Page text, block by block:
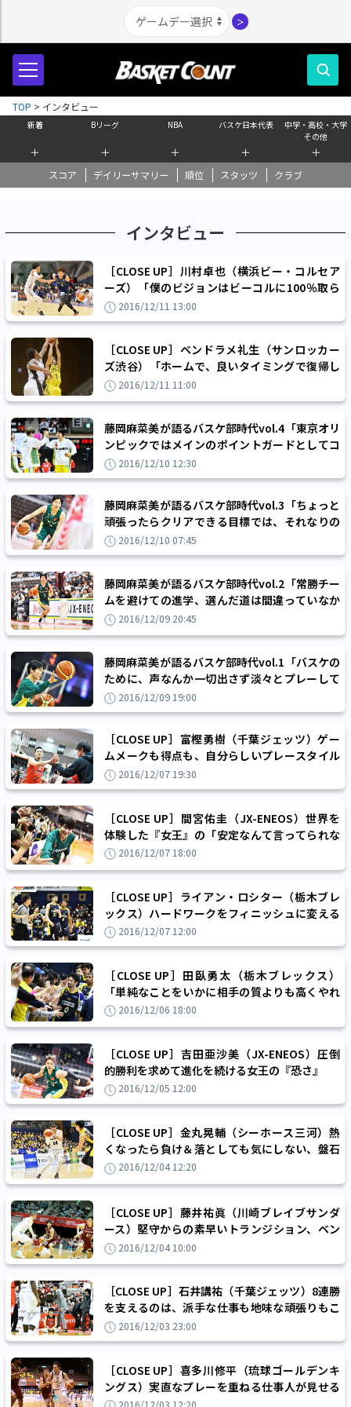
＞
新着
＋
Bリーグ
＋
NBA
＋
バスケ日本代表
＋
中学・高校・大学
その他
＋
スコア デイリーサマリー 順位 スタッツ クラブ
TOP > インタビュー
インタビュー
［CLOSE UP］川村卓也（横浜ビー・コルセア
ーズ）「僕のビジョンはビーコルに100％取ら
れている」
2016/12/11 13:00
［CLOSE UP］ベンドラメ礼生（サンロッカー
ズ渋谷）「ホームで、良いタイミングで復帰し
たなと思います」
2016/12/11 11:00
藤岡麻菜美が語るバスケ部時代vol.4「東京オリ
ンピックではメインのポイントガードとしてコ
ートに立ちたい」
2016/12/10 12:30
藤岡麻菜美が語るバスケ部時代vol.3「ちょっと
頑張ったらクリアできる目標では、それなりの
努力しかしない」
2016/12/10 07:45
藤岡麻菜美が語るバスケ部時代vol.2「常勝チー
ムを避けての進学、選んだ道は間違っていなか
った」2016/12/09 20:45
藤岡麻菜美が語るバスケ部時代vol.1「バスケの
ために、声なんか一切出さず淡々とプレーして
いた自分を変えた」
2016/12/09 19:00
［CLOSE UP］富樫勇樹（千葉ジェッツ）ゲー
ムメークも得点も、自分らしいプレースタイル
でチームを『上昇気流』に乗せる
2016/12/07 19:30
［CLOSE UP］間宮佑圭（JX-ENEOS）世界を
体験した『女王』の「安定なんて言ってられな
い」という挑戦
2016/12/07 18:00
［CLOSE UP］ライアン・ロシター（栃木ブレ
ックス）ハードワークをフィニッシュに変える
男の『誇り』と『喜び』
2016/12/07 12:00
［CLOSE UP］田臥勇太（栃木ブレックス）
「単純なことをいかに相手の質よりも高くやれ
るか」という『勝利の方程式』
2016/12/06 18:00
［CLOSE UP］吉田亜沙美（JX-ENEOS）圧倒
的勝利を求めて進化を続ける女王の『恐さ』
2016/12/05 12:00
［CLOSE UP］金丸晃輔（シーホース三河）熱
くなったら負け＆落としても気にしない、盤石
のスタイルを支える試合巧者
2016/12/04 12:20
［CLOSE UP］藤井祐眞（川崎ブレイブサンダ
ース）堅守からの素早いトランジション、ベン
チからチームを支える最強の『盾と矛』
2016/12/04 10:00
［CLOSE UP］石井講祐（千葉ジェッツ）8連勝
を支えるのは、派手な仕事も地味な頑張りもこ
なすマルチプレーヤー
2016/12/03 23:00
［CLOSE UP］喜多川修平（琉球ゴールデンキ
ングス）実直なプレーを重ねる仕事人が見せる
『クリエイティブ』と『決定力』